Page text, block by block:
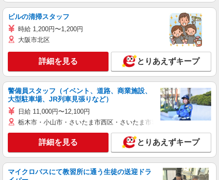
ビルの清掃スタッフ
時給 1,200円〜1,200円
大阪市北区
詳細を見る とりあえずキープ
警備員スタッフ（イベント、道路、商業施設、
大型駐車場、JR列車見張りなど）
日給 11,000円〜12,100円
栃木市・小山市・さいたま市西区・さいたま市岩槻区・久喜市・蓮田
詳細を見る とりあえずキープ
マイクロバスにて教習所に通う生徒の送迎ドラ